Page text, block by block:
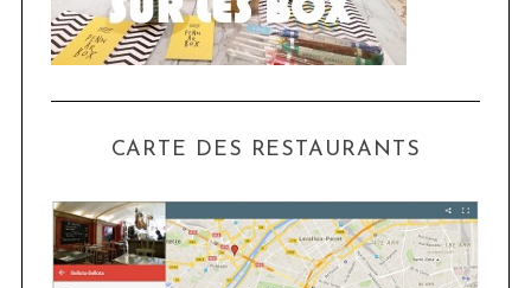
CARTE DES RESTAURANTS